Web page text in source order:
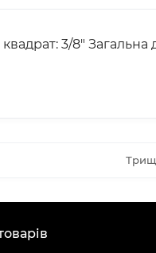
квадрат: 3/8"